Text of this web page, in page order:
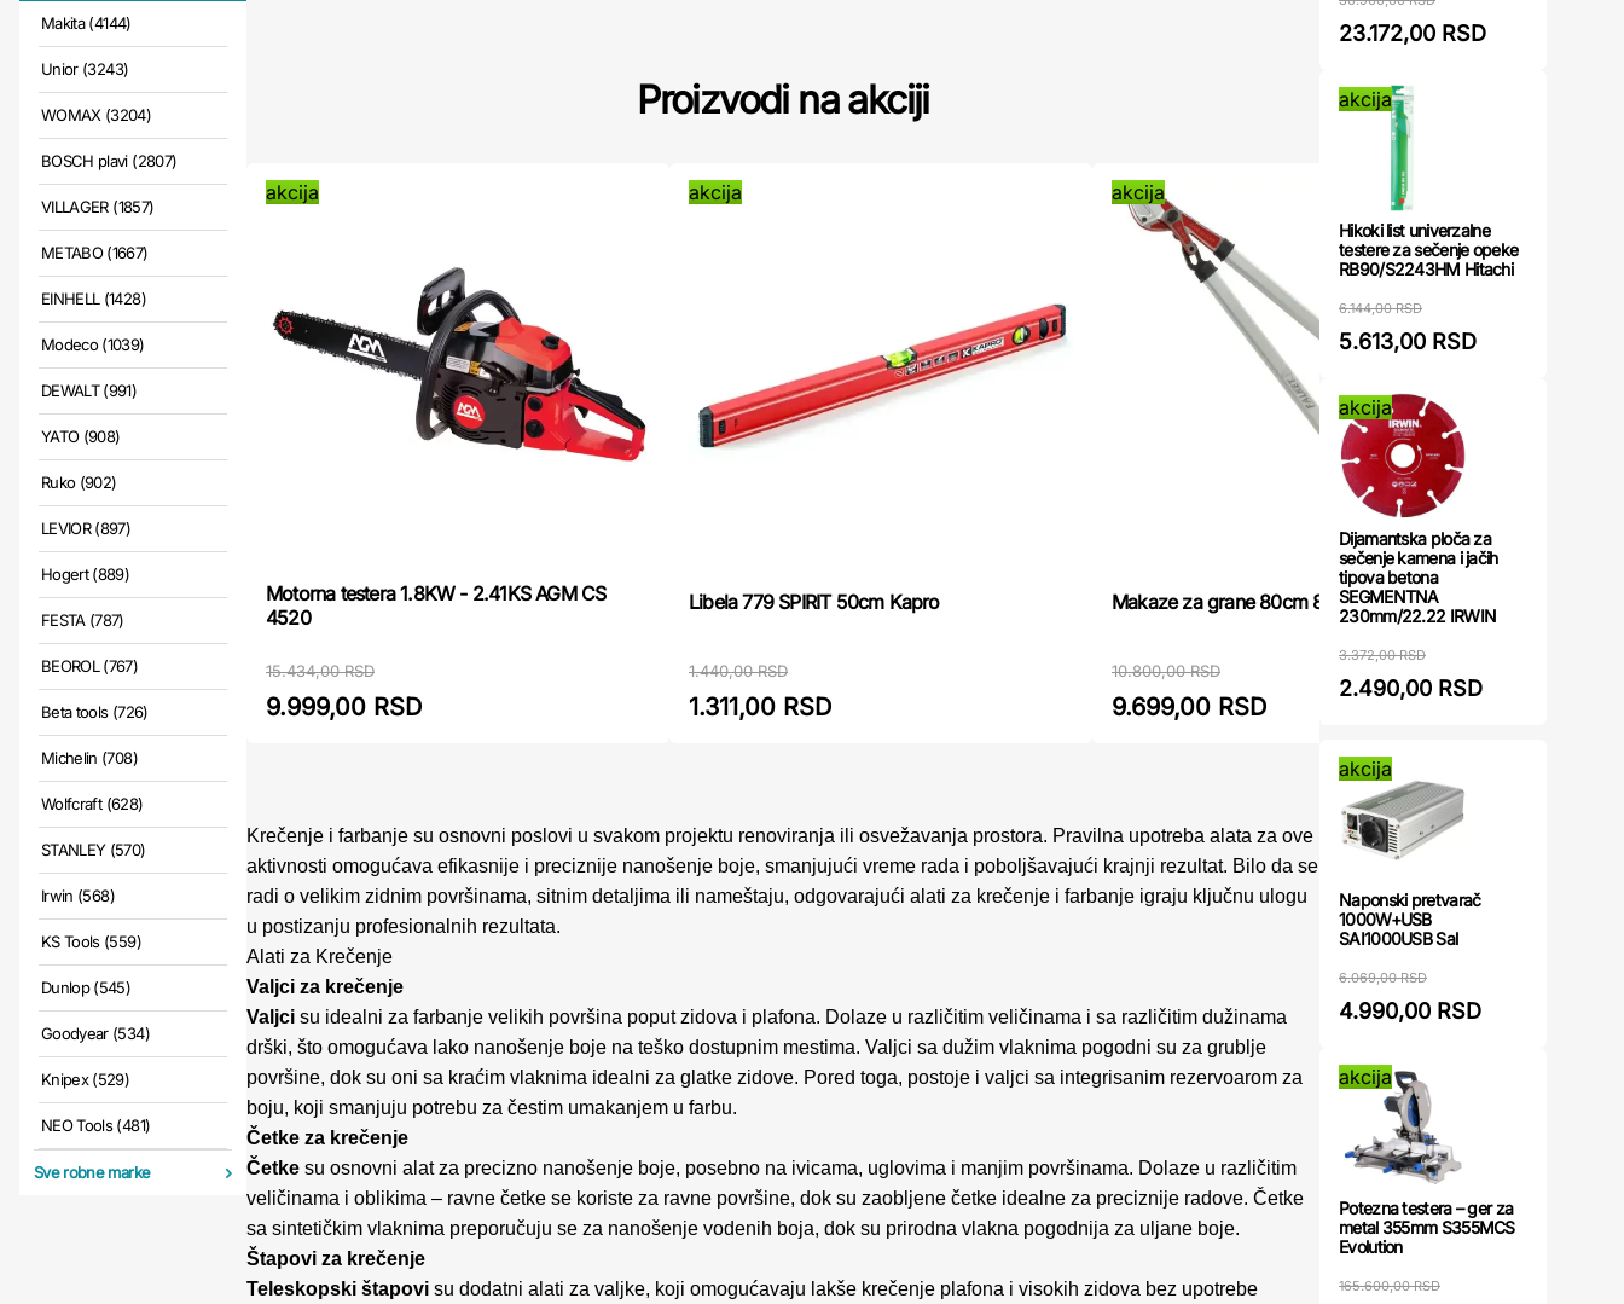
Makita (4144)
Unior (3243)
WOMAX (3204)
BOSCH plavi (2807)
VILLAGER (1857)
METABO (1667)
EINHELL (1428)
Modeco (1039)
DEWALT (991)
YATO (908)
Ruko (902)
LEVIOR (897)
Hogert (889)
FESTA (787)
BEOROL (767)
Beta tools (726)
Michelin (708)
Wolfcraft (628)
STANLEY (570)
Irwin (568)
KS Tools (559)
Dunlop (545)
Goodyear (534)
Knipex (529)
NEO Tools (481)
Sve robne marke
Proizvodi na akciji
akcija
Motorna testera 1.8KW - 2.41KS AGM CS
4520
15.434,00 RSD
9.999,00 RSD
akcija
Libela 779 SPIRIT 50cm Kapro
1.440,00 RSD
1.311,00 RSD
akcija
Makaze za grane 80cm 8011 Falket
10.800,00 RSD
9.699,00 RSD
Krečenje i farbanje su osnovni poslovi u svakom projektu renoviranja ili osvežavanja prostora. Pravilna upotreba alata za ove
aktivnosti omogućava efikasnije i preciznije nanošenje boje, smanjujući vreme rada i poboljšavajući krajnji rezultat. Bilo da se
radi o velikim zidnim površinama, sitnim detaljima ili nameštaju, odgovarajući alati za krečenje i farbanje igraju ključnu ulogu
u postizanju profesionalnih rezultata.
Alati za Krečenje
Valjci za krečenje
Valjci su idealni za farbanje velikih površina poput zidova i plafona. Dolaze u različitim veličinama i sa različitim dužinama
drški, što omogućava lako nanošenje boje na teško dostupnim mestima. Valjci sa dužim vlaknima pogodni su za grublje
površine, dok su oni sa kraćim vlaknima idealni za glatke zidove. Pored toga, postoje i valjci sa integrisanim rezervoarom za
boju, koji smanjuju potrebu za čestim umakanjem u farbu.
Četke za krečenje
Četke su osnovni alat za precizno nanošenje boje, posebno na ivicama, uglovima i manjim površinama. Dolaze u različitim
veličinama i oblikima – ravne četke se koriste za ravne površine, dok su zaobljene četke idealne za preciznije radove. Četke
sa sintetičkim vlaknima preporučuju se za nanošenje vodenih boja, dok su prirodna vlakna pogodnija za uljane boje.
Štapovi za krečenje
Teleskopski štapovi su dodatni alati za valjke, koji omogućavaju lakše krečenje plafona i visokih zidova bez upotrebe
23.172,00 RSD
akcija
Hikoki list univerzalne
testere za sečenje opeke
RB90/S2243HM Hitachi
6.144,00 RSD
5.613,00 RSD
akcija
Dijamantska ploča za
sečenje kamena i jačih
tipova betona
SEGMENTNA
230mm/22.22 IRWIN
3.372,00 RSD
2.490,00 RSD
akcija
Naponski pretvarač
1000W+USB
SAI1000USB Sal
6.069,00 RSD
4.990,00 RSD
akcija
Potezna testera – ger za
metal 355mm S355MCS
Evolution
165.600,00 RSD